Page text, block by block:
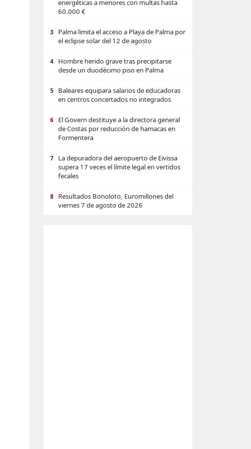
energéticas a menores con multas hasta
60.000 €
3
Palma limita el acceso a Playa de Palma por
el eclipse solar del 12 de agosto
4
Hombre herido grave tras precipitarse
desde un duodécimo piso en Palma
5
Baleares equipara salarios de educadoras
en centros concertados no integrados
6
El Govern destituye a la directora general
de Costas por reducción de hamacas en
Formentera
7
La depuradora del aeropuerto de Eivissa
supera 17 veces el límite legal en vertidos
fecales
8
Resultados Bonoloto, Euromillones del
viernes 7 de agosto de 2026